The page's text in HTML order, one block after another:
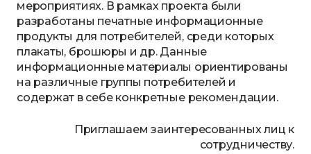
мероприятиях. В рамках проекта были
разработаны печатные информационные
продукты для потребителей, среди которых
плакаты, брошюры и др. Данные
информационные материалы ориентированы
на различные группы потребителей и
содержат в себе конкретные рекомендации.
Приглашаем заинтересованных лиц к
сотрудничеству.